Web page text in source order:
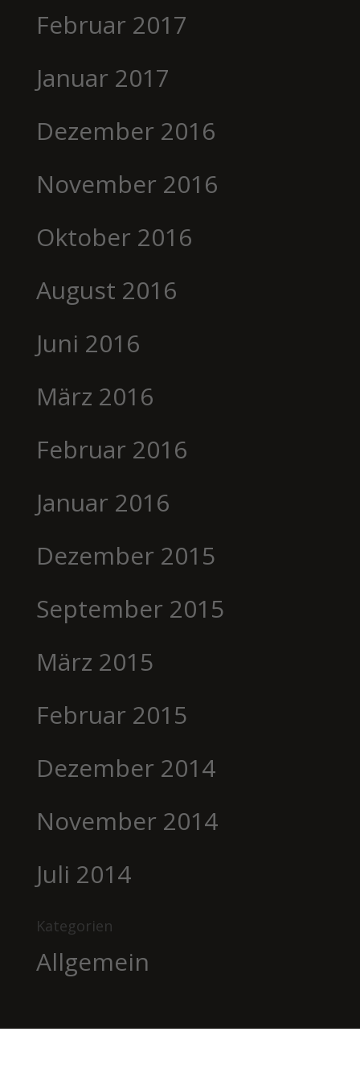
Februar 2017
Januar 2017
Dezember 2016
November 2016
Oktober 2016
August 2016
Juni 2016
März 2016
Februar 2016
Januar 2016
Dezember 2015
September 2015
März 2015
Februar 2015
Dezember 2014
November 2014
Juli 2014
Kategorien
Allgemein